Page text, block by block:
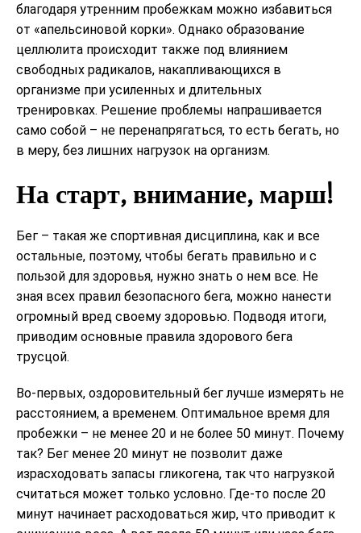
благодаря утренним пробежкам можно избавиться
от «апельсиновой корки». Однако образование
целлюлита происходит также под влиянием
свободных радикалов, накапливающихся в
организме при усиленных и длительных
тренировках. Решение проблемы напрашивается
само собой – не перенапрягаться, то есть бегать, но
в меру, без лишних нагрузок на организм.
На старт, внимание, марш!
Бег – такая же спортивная дисциплина, как и все
остальные, поэтому, чтобы бегать правильно и с
пользой для здоровья, нужно знать о нем все. Не
зная всех правил безопасного бега, можно нанести
огромный вред своему здоровью. Подводя итоги,
приводим основные правила здорового бега
трусцой.
Во-первых, оздоровительный бег лучше измерять не
расстоянием, а временем. Оптимальное время для
пробежки – не менее 20 и не более 50 минут. Почему
так? Бег менее 20 минут не позволит даже
израсходовать запасы гликогена, так что нагрузкой
считаться может только условно. Где-то после 20
минут начинает расходоваться жир, что приводит к